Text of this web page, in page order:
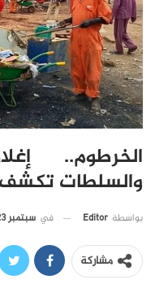
الخرطوم..
والسلطات
بواسطة Editor في سبتمبر 23, 2025
مشاركة